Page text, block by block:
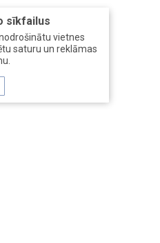
sīkfailus
vietnes
saturu un reklāmas